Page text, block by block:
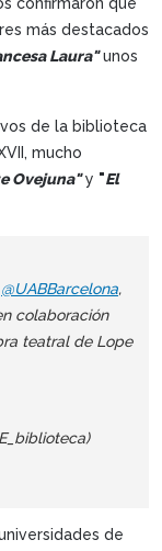
confirmaron que
más destacados
Laura"unos
de la biblioteca
mucho
Ovejuna"y "El
@UABBarcelona,
colaboración
teatral de Lope
de